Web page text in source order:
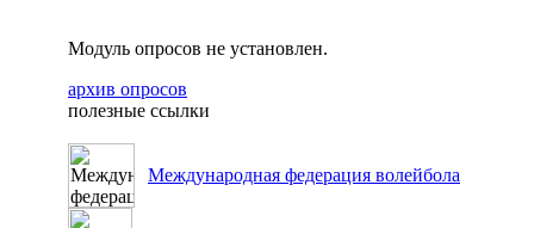
Модуль опросов не установлен.
архив опросов
полезные ссылки
Международная федерация волейбола